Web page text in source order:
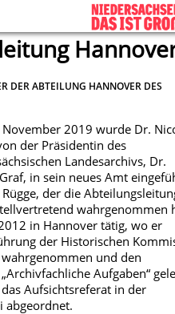
DER ABTEILUNG HANNOVER DES
2019 wurde Dr.
der Präsidentin des
Landesarchivs, Dr.
in sein neues Amt
der die
wahrgenommen
in Hannover tätig, wo er
der Historischen
und den
Aufgaben“
Aufsichtsreferat in der
abgeordnet.